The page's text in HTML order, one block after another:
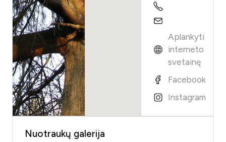
Aplankyti
interneto
svetainę
Facebook
Instagram
Nuotraukų galerija